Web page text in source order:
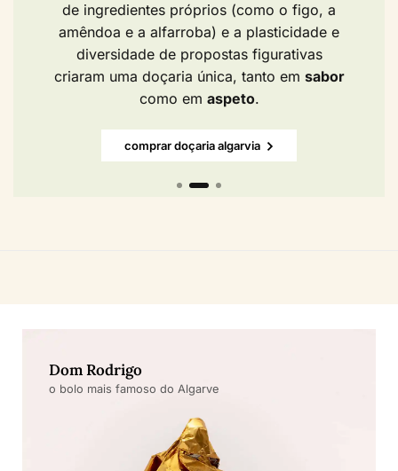
de ingredientes próprios (como o figo, a
amêndoa e a alfarroba) e a plasticidade e
diversidade de propostas figurativas
criaram uma doçaria única, tanto em sabor
como em aspeto.
comprar doçaria algarvia
Dom Rodrigo
o bolo mais famoso do Algarve